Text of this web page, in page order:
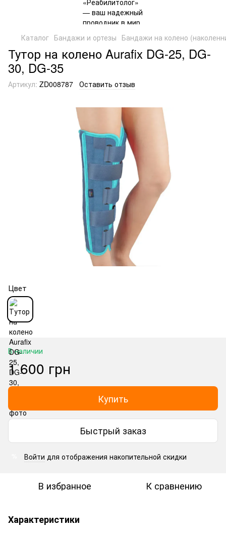
Каталог Бандажи и ортезы Бандажи на колено
Тутор на колено Aurafix DG-25, DG-
30, DG-35
Артикул: ZD008787 Оставить отзыв
Цвет
В наличии
1 600 грн
Купить
Быстрый заказ
Войти для отображения накопительной скидки
В избранное К сравнению
Характеристики